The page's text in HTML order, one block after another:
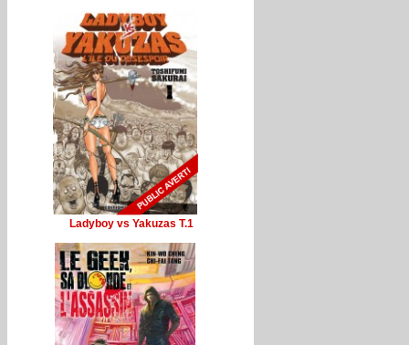
Ladyboy vs Yakuzas T.1